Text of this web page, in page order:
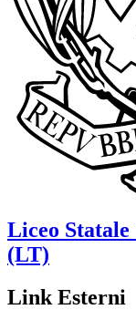
Liceo Statale
(LT)
Link Esterni